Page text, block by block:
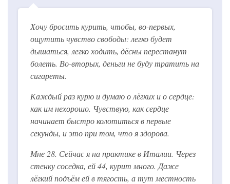
Хочу бросить курить, чтобы, во-первых,
ощутить чувство свободы: легко будет
дышаться, легко ходить, дёсны перестанут
болеть. Во-вторых, деньги не буду тратить на
сигареты.
Каждый раз курю и думаю о лёгких и о сердце:
как им нехорошо. Чувствую, как сердце
начинает быстро колотиться в первые
секунды, и это при том, что я здорова.
Мне 28. Сейчас я на практике в Италии. Через
стенку соседка, ей 44, курит много. Даже
лёгкий подъём ей в тягость, а тут местность